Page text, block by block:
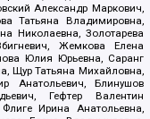
Александр Маркович,
Татьяна Владимировна,
Николаевна, Золотарева
Жемкова Елена
Юлия Юрьевна, Саранг
Щур Татьяна Михайловна,
Анатольевич, Блинушов
Гефтер Валентин
Ирина Анатольевна,